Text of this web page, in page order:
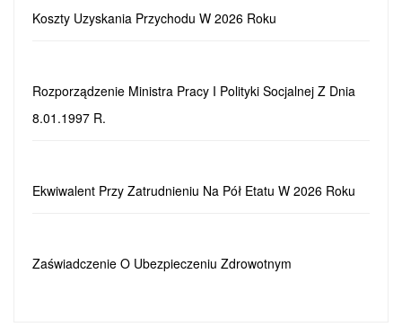
Koszty Uzyskania Przychodu W 2026 Roku
Rozporządzenie Ministra Pracy I Polityki Socjalnej Z Dnia
8.01.1997 R.
Ekwiwalent Przy Zatrudnieniu Na Pół Etatu W 2026 Roku
Zaświadczenie O Ubezpieczeniu Zdrowotnym